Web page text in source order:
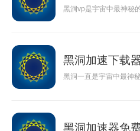
黑洞vp是宇宙中最神秘
黑洞加速下载
黑洞一直是宇宙中最神
黑洞加速器免